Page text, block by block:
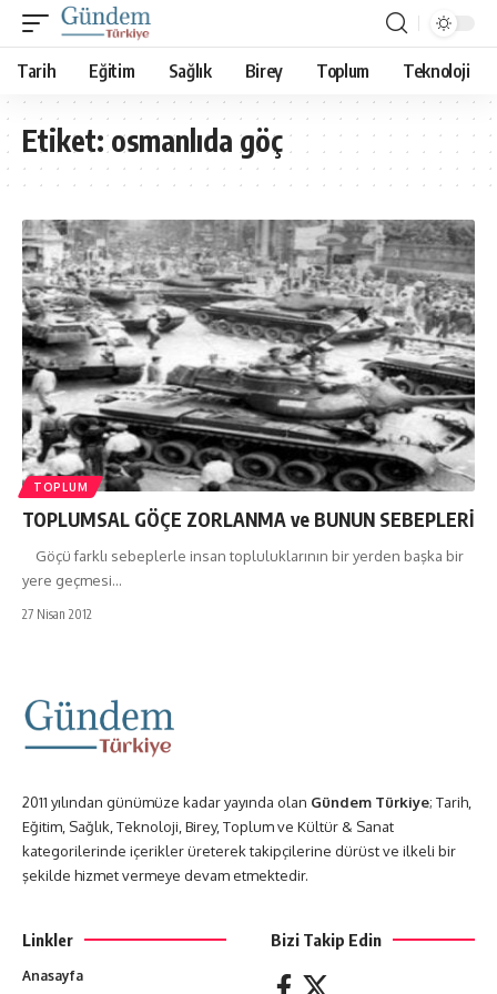
Tarih Eğitim Sağlık Birey Toplum Teknoloji
Etiket:osmanlıda göç
TOPLUM
TOPLUMSAL GÖÇE ZORLANMA ve BUNUN SEBEPLERİ
Göçü farklı sebeplerle insan topluluklarının bir yerden başka bir
yere geçmesi…
27 Nisan 2012
2011 yılından günümüze kadar yayında olan Gündem Türkiye; Tarih,
Eğitim, Sağlık, Teknoloji, Birey, Toplum ve Kültür & Sanat
kategorilerinde içerikler üreterek takipçilerine dürüst ve ilkeli bir
şekilde hizmet vermeye devam etmektedir.
Linkler
Anasayfa
Bizi Takip Edin